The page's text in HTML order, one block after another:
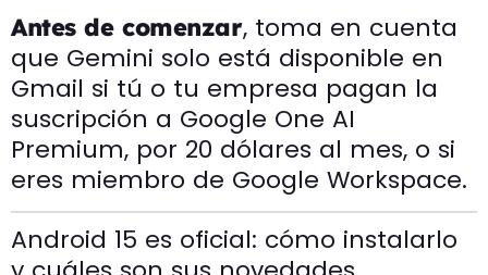
Antes de comenzar, toma en cuenta
que Gemini solo está disponible en
Gmail si tú o tu empresa pagan la
suscripción a Google One AI
Premium, por 20 dólares al mes, o si
eres miembro de Google Workspace.
Android 15 es oficial: cómo instalarlo